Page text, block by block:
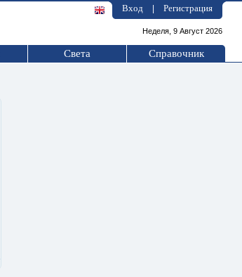
Вход Регистрация
Неделя, 9 Август 2026
Света Справочник